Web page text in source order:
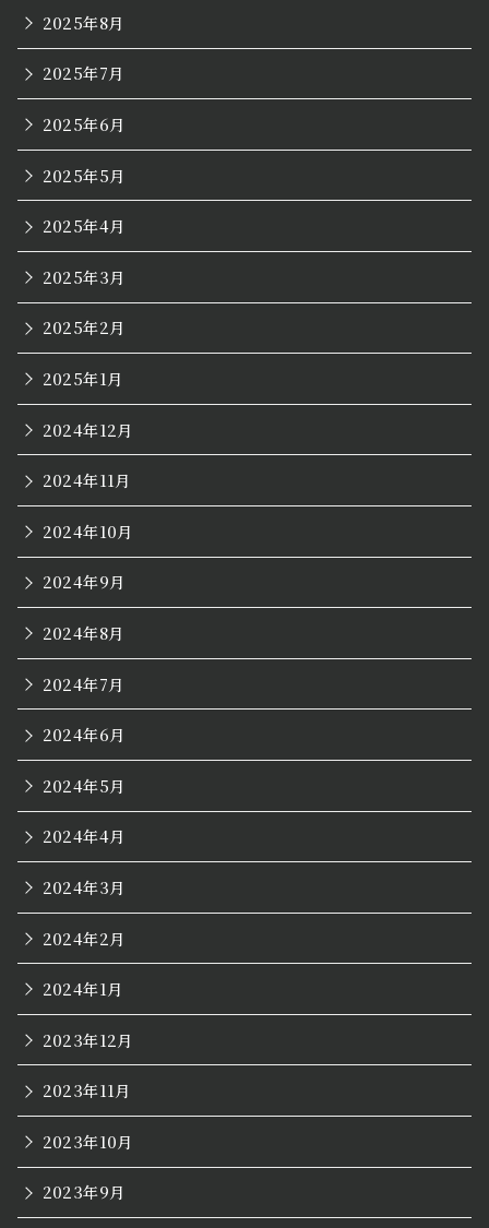
2025年8月
2025年7月
2025年6月
2025年5月
2025年4月
2025年3月
2025年2月
2025年1月
2024年12月
2024年11月
2024年10月
2024年9月
2024年8月
2024年7月
2024年6月
2024年5月
2024年4月
2024年3月
2024年2月
2024年1月
2023年12月
2023年11月
2023年10月
2023年9月